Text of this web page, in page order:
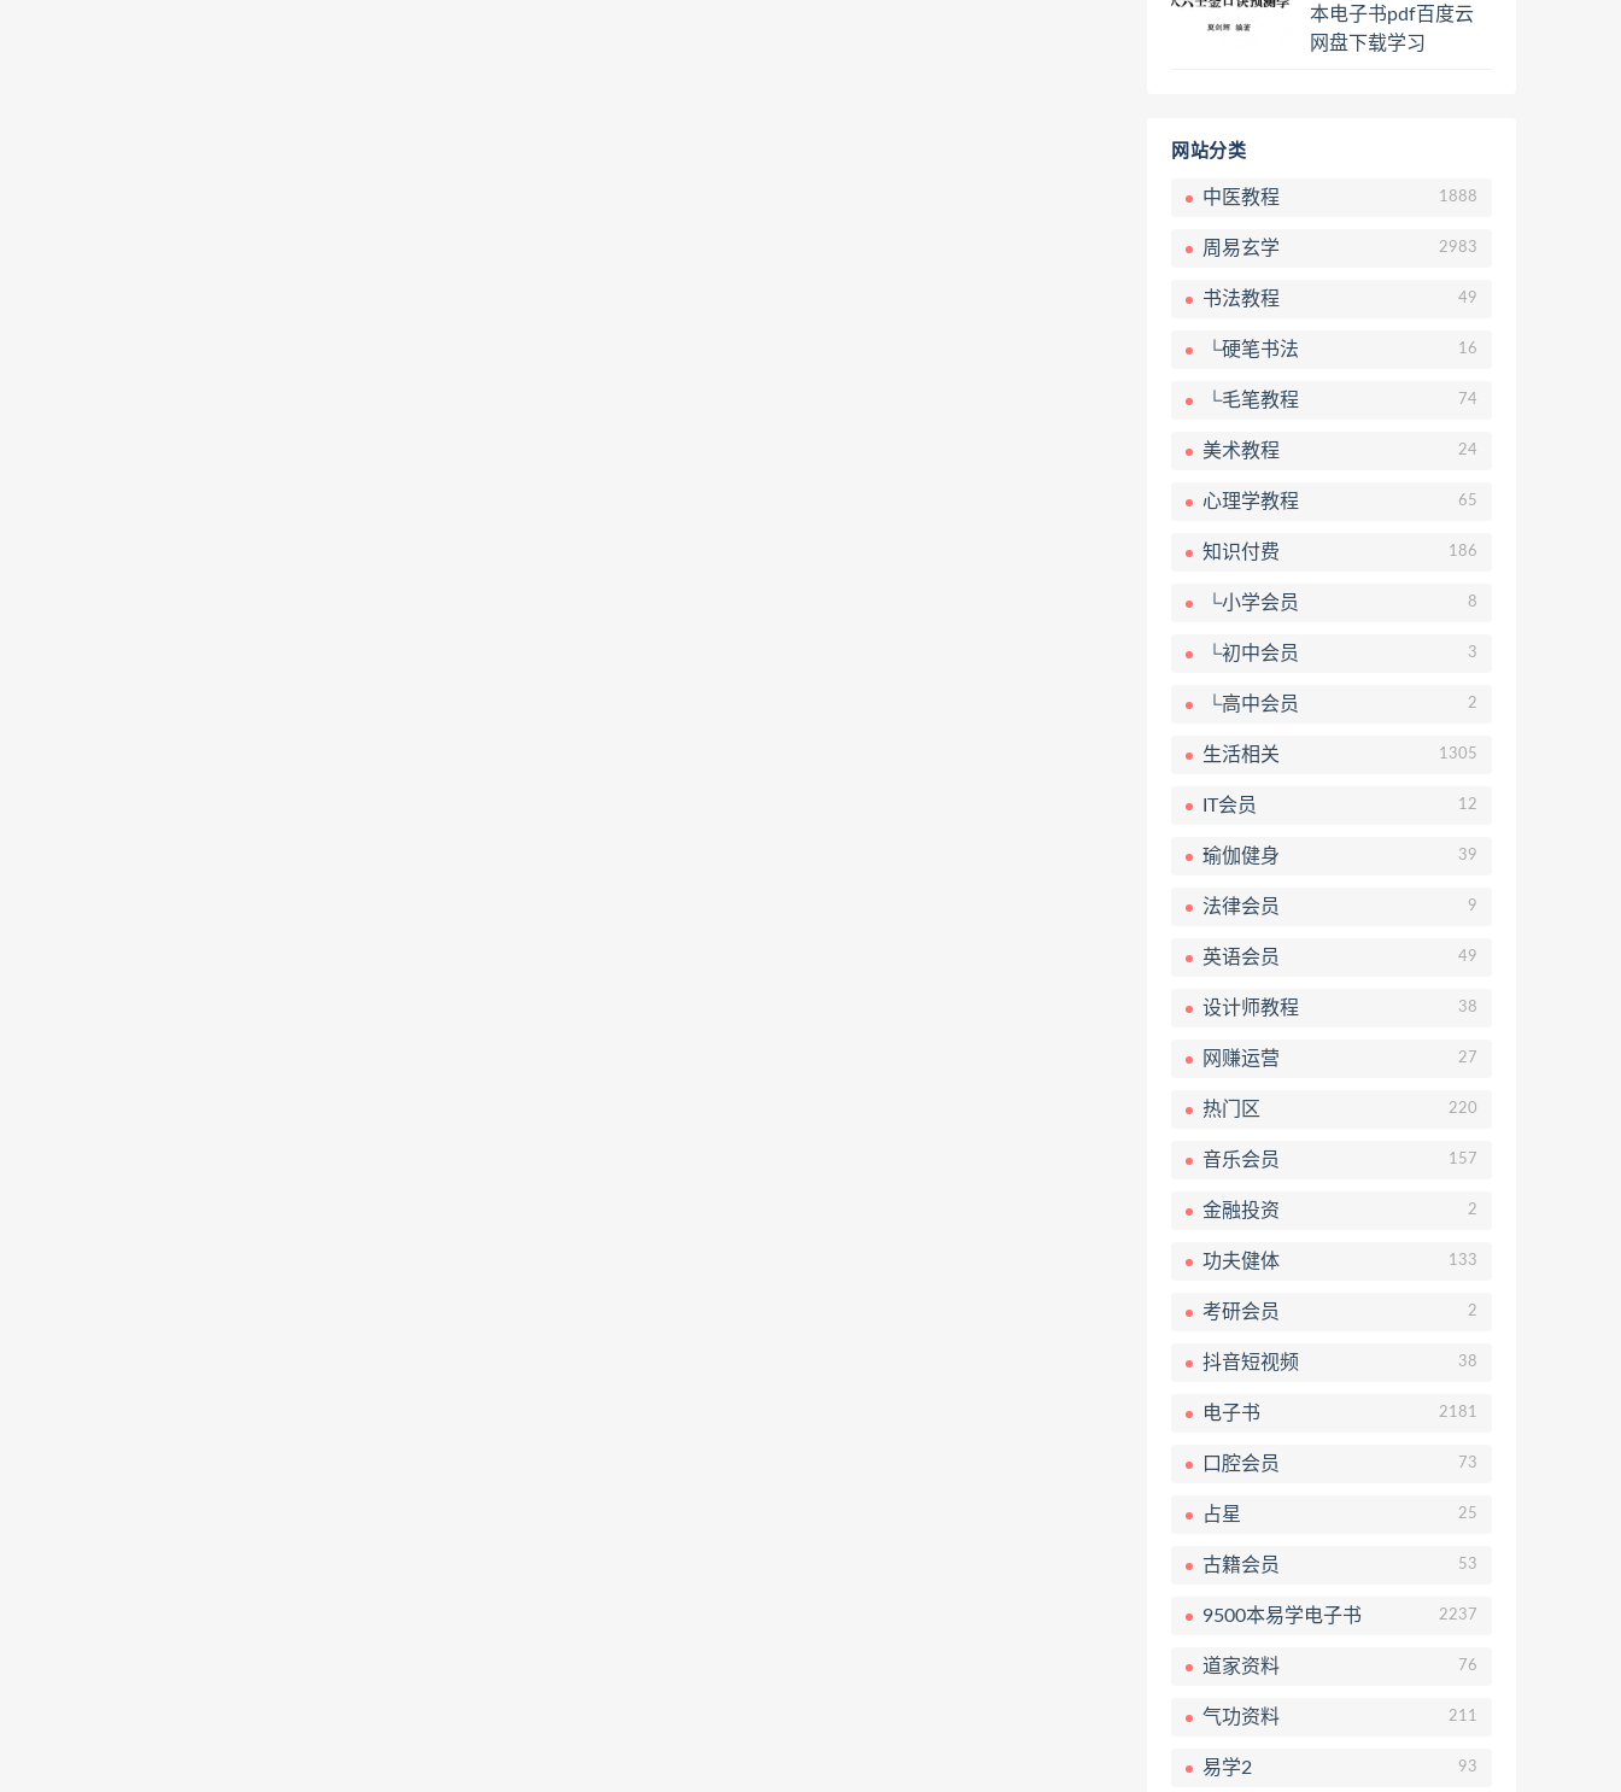
诊私密终身会员百度
网盘共享群
本电子书pdf百度云
网盘下载学习
网站分类
中医教程 1888
周易玄学 2983
书法教程 49
└硬笔书法 16
└毛笔教程 74
美术教程 24
心理学教程 65
知识付费 186
└小学会员 8
└初中会员 3
└高中会员 2
生活相关 1305
IT会员 12
瑜伽健身 39
法律会员 9
英语会员 49
设计师教程 38
网赚运营 27
热门区 220
音乐会员 157
金融投资 2
功夫健体 133
考研会员 2
抖音短视频 38
电子书 2181
口腔会员 73
占星 25
古籍会员 53
9500本易学电子书 2237
道家资料 76
气功资料 211
易学2 93